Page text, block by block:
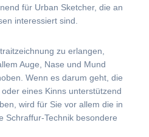
für Urban Sketcher, die an
interessiert sind.
zu erlangen,
Auge, Nase und Mund
Wenn es darum geht, die
eines Kinns unterstützend
wird für Sie vor allem die in
Schraffur-Technik besondere